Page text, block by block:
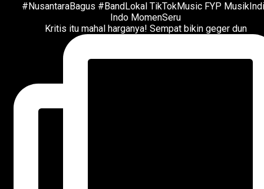
Kritis itu mahal harganya! Sempat bikin geger dun